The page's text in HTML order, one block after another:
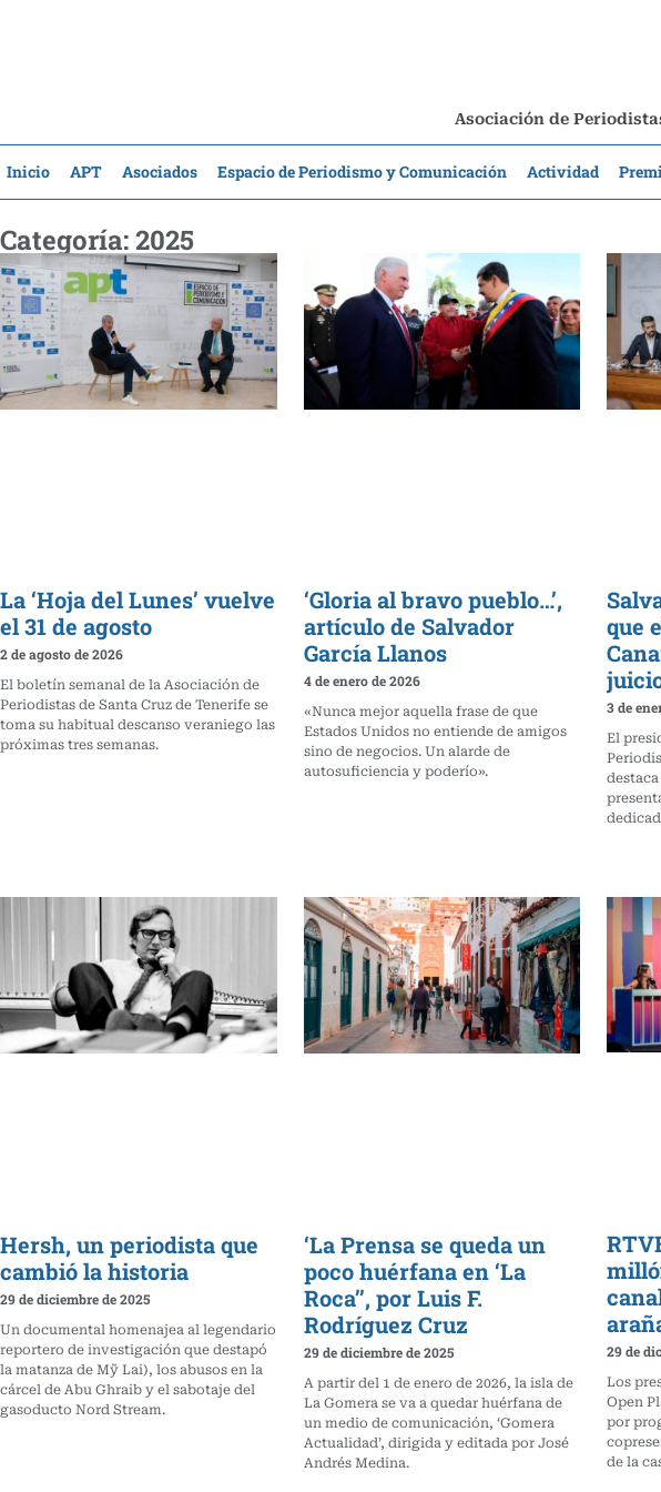
Asociación de
Inicio APT Asociados Espacio de Periodismo y Comunicación Actividad
Categoría: 2025
La ‘Hoja del Lunes’ vuelve
el 31 de agosto
2 de agosto de 2026
El boletín semanal de la Asociación de
Periodistas de Santa Cruz de Tenerife se
toma su habitual descanso veraniego las
próximas tres semanas.
‘Gloria al bravo pueblo…’,
artículo de Salvador
García Llanos
4 de enero de 2026
«Nunca mejor aquella frase de que
Estados Unidos no entiende de amigos
sino de negocios. Un alarde de
autosuficiencia y poderío».
que
3 de
El
Hersh, un periodista que
cambió la historia
29 de diciembre de 2025
Un documental homenajea al legendario
reportero de investigación que destapó
la matanza de Mỹ Lai), los abusos en la
cárcel de Abu Ghraib y el sabotaje del
gasoducto Nord Stream.
‘La Prensa se queda un
poco huérfana en ‘La
Roca’’, por Luis F.
Rodríguez Cruz
29 de diciembre de 2025
A partir del 1 de enero de 2026, la isla de
La Gomera se va a quedar huérfana de
un medio de comunicación, ‘Gomera
Actualidad’, dirigida y editada por José
Andrés Medina.
29 de
Los
Open
por
de la